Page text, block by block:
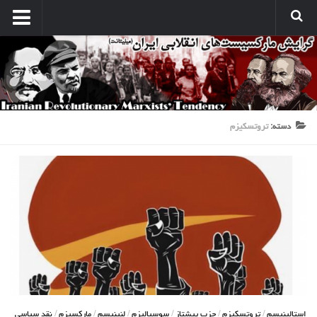
انتشارات
نشریه کارگر میلیتانت
نشر میلیتانت
کتب و جزوات
صدای مارکسیستهای انقلابی
آرشیو مارکسیست ها در اینترنت
بین المللی
بحران امپریالیسم
نبرد کارگری
مسائل اقتصادی
مسایل منطقه
دسته:تروتسکیزم
استالینیسم /تروتسکیزم / حزب پیشتاز / سوسیالیزم / لنینیسم / مارکسیزم / نقد سیاسی